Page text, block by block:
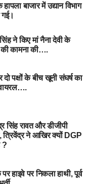
बाजार में उद्यान विभाग
गई।
ने किए मां नैना देवी के
की कामना की….
पक्षों के बीच खूनी संघर्ष का
वायरल….
सिंह रावत और डीजीपी
ने आखिर क्यों DGP
?
हाइवे पर निकला हाथी, पूर्व